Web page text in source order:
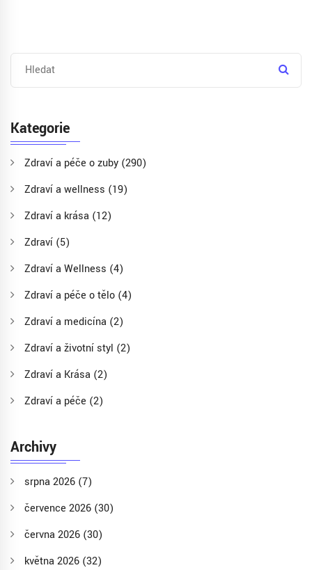
Kategorie
Zdraví a péče o zuby (290)
Zdraví a wellness (19)
Zdraví a krása (12)
Zdraví (5)
Zdraví a Wellness (4)
Zdraví a péče o tělo (4)
Zdraví a medicína (2)
Zdraví a životní styl (2)
Zdraví a Krása (2)
Zdraví a péče (2)
Archivy
srpna 2026 (7)
července 2026 (30)
června 2026 (30)
května 2026 (32)